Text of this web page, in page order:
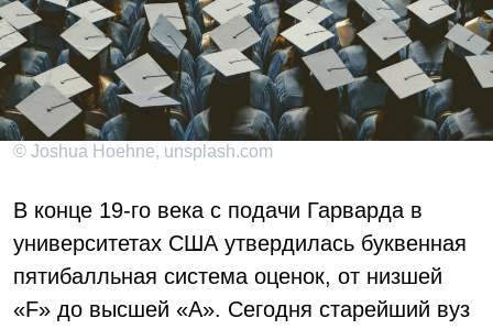
© Joshua Hoehne, unsplash.com
В конце 19-го века с подачи Гарварда в
университетах США утвердилась буквенная
пятибалльная система оценок, от низшей
«F» до высшей «A». Сегодня старейший вуз